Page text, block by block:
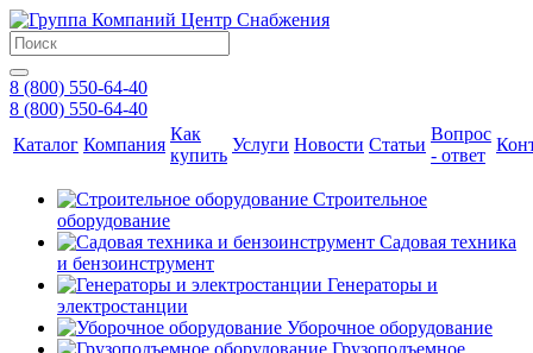
8 (800) 550-64-40
8 (800) 550-64-40
Каталог Компания
Как
купить
Услуги Новости Статьи
Вопрос
- ответ
Строительное
оборудование
Садовая техника
и бензоинструмент
Генераторы и
электростанции
Уборочное оборудование
Грузоподъемное